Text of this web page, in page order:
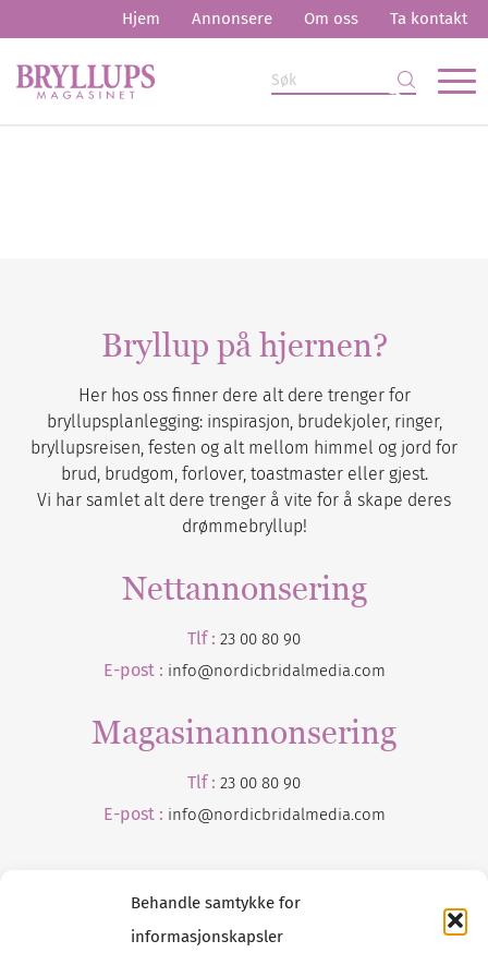
Behandle samtykke for
informasjonskapsler
Hjem Annonsere Om oss Ta kontakt
Bryllup på hjernen?
Her hos oss finner dere alt dere trenger for
bryllupsplanlegging: inspirasjon, brudekjoler, ringer,
bryllupsreisen, festen og alt mellom himmel og jord for
brud, brudgom, forlover, toastmaster eller gjest.
Vi har samlet alt dere trenger å vite for å skape deres
drømmebryllup!
Nettannonsering
Tlf : 23 00 80 90
E-post : info@nordicbridalmedia.com
Magasinannonsering
Tlf : 23 00 80 90
E-post : info@nordicbridalmedia.com